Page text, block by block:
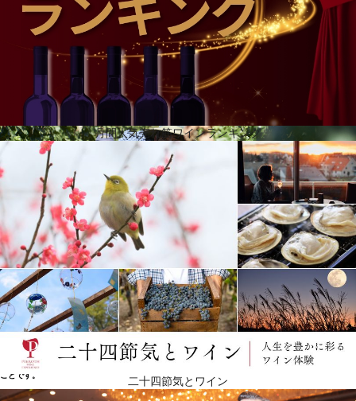
畑を保護するために作られた壁で囲まれたテロワールのことを指しますが、ヴィーニャ・タラパカ
では、葡萄畑が自然の壁に囲まれていることから、「クロ・ナチュラル」と呼んでいます。
テロワールの要素を抽出する革新的な空気
ワインメーカーのセバスチャン・ルイスは、チリ大学で農学を専攻し、成績優秀者に与えられる奨
学金を獲得。またチリ・カトリカ大学で醸造学と葡萄栽培学を専門に学び、醸造学においてクラス
でトップの成績を収めました。2014年からセバスチャンはヴィーニャ・タラパカの醸造チームを率
いることになり、ワイナリーの定評ある優れたワイン造りを維持すると同時に、ワインがテロワー
ルの個性を表現するための革新的な手法を用いています。 彼の目的は、マイポ・ヴァレーを代表す
る個性的なチリワインを造ることであり、葡萄畑「フンド・エル・ロサリオ」のテロワールの特徴
を提供し、ヴィーニャ・タラパカ、特にグラン・レセルバ・タラパカの独自のスタイルを強化する
ことです。
月間人気売れ筋ワインランキング
二十四節気とワイン